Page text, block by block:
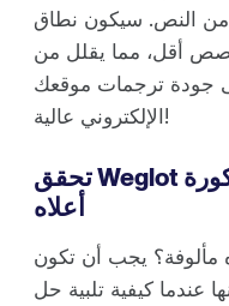
من النص. سيكون نطاق
أقل، مما يقلل من
جودة ترجمات موقعك
الإلكتروني عالية!
تحقق Weglot من جميع المربعات المذكورة
أعلاه
مألوفة؟ يجب أن تكون
عندما كيفية تلبية حل